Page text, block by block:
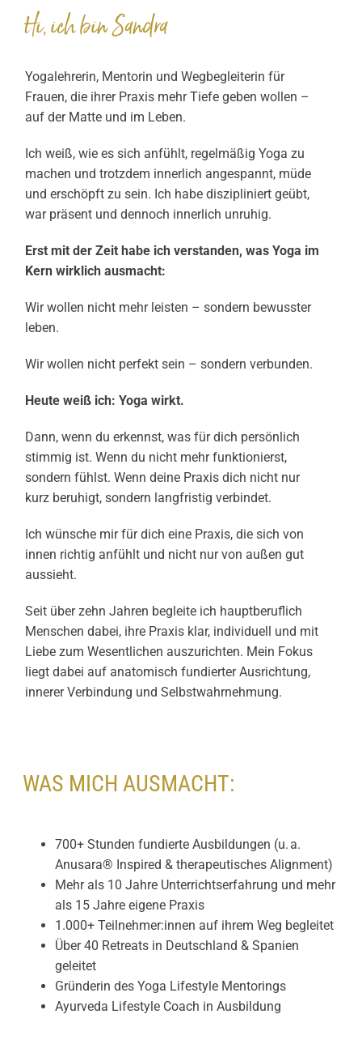
Hi, ich bin Sandra
Yogalehrerin, Mentorin und Wegbegleiterin für
Frauen, die ihrer Praxis mehr Tiefe geben wollen –
auf der Matte und im Leben.
Ich weiß, wie es sich anfühlt, regelmäßig Yoga zu
machen und trotzdem innerlich angespannt, müde
und erschöpft zu sein. Ich habe diszipliniert geübt,
war präsent und dennoch innerlich unruhig.
Erst mit der Zeit habe ich verstanden, was Yoga im
Kern wirklich ausmacht:
Wir wollen nicht mehr leisten – sondern bewusster
leben.
Wir wollen nicht perfekt sein – sondern verbunden.
Heute weiß ich: Yoga wirkt.
Dann, wenn du erkennst, was für dich persönlich
stimmig ist. Wenn du nicht mehr funktionierst,
sondern fühlst. Wenn deine Praxis dich nicht nur
kurz beruhigt, sondern langfristig verbindet.
Ich wünsche mir für dich eine Praxis, die sich von
innen richtig anfühlt und nicht nur von außen gut
aussieht.
Seit über zehn Jahren begleite ich hauptberuflich
Menschen dabei, ihre Praxis klar, individuell und mit
Liebe zum Wesentlichen auszurichten. Mein Fokus
liegt dabei auf anatomisch fundierter Ausrichtung,
innerer Verbindung und Selbstwahrnehmung.
WAS MICH AUSMACHT:
700+ Stunden fundierte Ausbildungen (u. a.
Anusara® Inspired & therapeutisches Alignment)
Mehr als 10 Jahre Unterrichtserfahrung und mehr
als 15 Jahre eigene Praxis
1.000+ Teilnehmer:innen auf ihrem Weg begleitet
Über 40 Retreats in Deutschland & Spanien
geleitet
Gründerin des Yoga Lifestyle Mentorings
Ayurveda Lifestyle Coach in Ausbildung